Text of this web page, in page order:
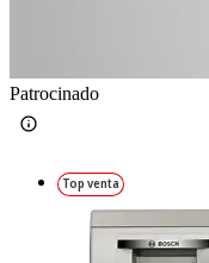
Patrocinado
Top venta